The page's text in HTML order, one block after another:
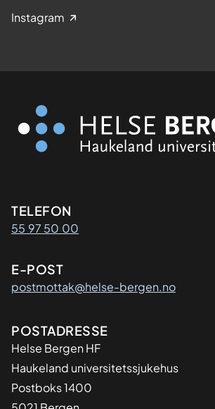
Instagram
Kontaktinformasjon
TELEFON
55 97 50 00
E-POST
postmottak@helse-bergen.no
Adresse
POSTADRESSE
Helse Bergen HF
Haukeland universitetssjukehus
Postboks 1400